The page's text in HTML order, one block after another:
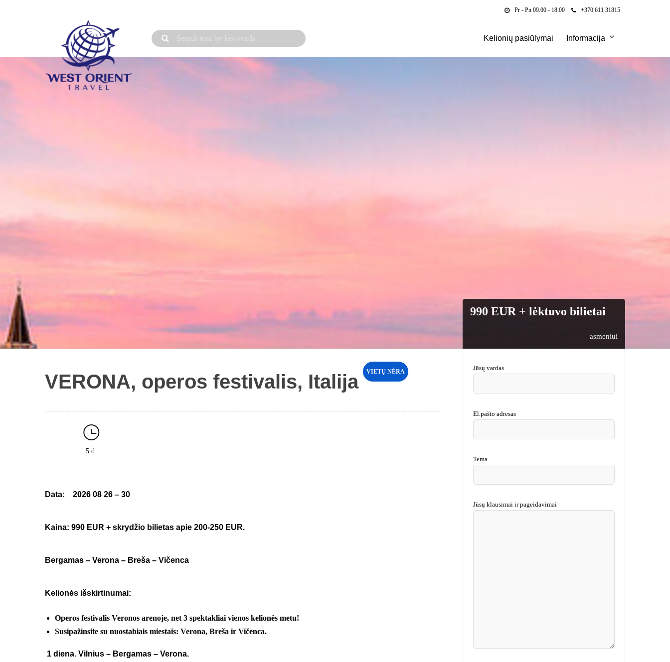
Pr - Pn 09.00 - 18.00 +370 611 31815
Kelionių pasiūlymai Informacija
990 EUR + lėktuvo bilietai
asmeniui
Jūsų vardas
El.pašto adresas
Tema
Jūsų klausimai ir pageidavimai
VERONA, operos festivalis, Italija VIETŲ NĖRA
5 d.
Data: 2026 08 26 – 30
Kaina: 990 EUR + skrydžio bilietas apie 200-250 EUR.
Bergamas – Verona – Breša – Vičenca
Kelionės išskirtinumai:
Operos festivalis Veronos arenoje, net 3 spektakliai vienos kelionės metu!
Susipažinsite su nuostabiais miestais: Verona, Breša ir Vičenca.
1 diena. Vilnius – Bergamas – Verona.